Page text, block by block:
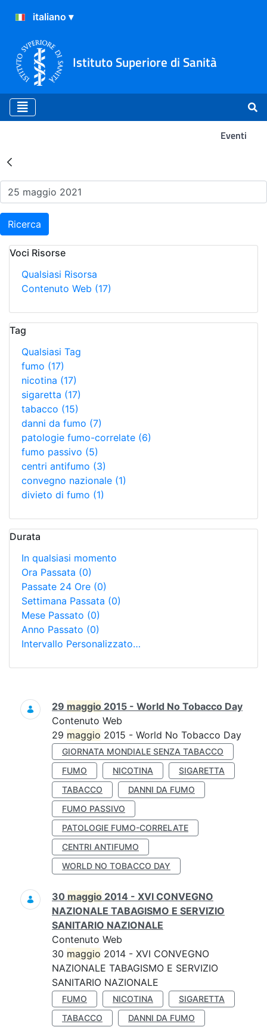
Istituto Superiore di Sanità
Eventi
Risultati della Ricerca -
Ricerca
Voci Risorse
Qualsiasi Risorsa
Contenuto Web (17)
Tag
Qualsiasi Tag
fumo (17)
nicotina (17)
sigaretta (17)
tabacco (15)
danni da fumo (7)
patologie fumo-correlate (6)
fumo passivo (5)
centri antifumo (3)
convegno nazionale (1)
divieto di fumo (1)
Durata
In qualsiasi momento
Ora Passata (0)
Passate 24 Ore (0)
Settimana Passata (0)
Mese Passato (0)
Anno Passato (0)
Intervallo Personalizzato…
Ricerca
29 maggio 2015 - World No Tobacco Day
Contenuto Web
29 maggio 2015 - World No Tobacco Day
GIORNATA MONDIALE SENZA TABACCO
FUMO
NICOTINA
SIGARETTA
TABACCO
DANNI DA FUMO
FUMO PASSIVO
PATOLOGIE FUMO-CORRELATE
CENTRI ANTIFUMO
WORLD NO TOBACCO DAY
30 maggio 2014 - XVI CONVEGNO
NAZIONALE TABAGISMO E SERVIZIO
SANITARIO NAZIONALE
Contenuto Web
30 maggio 2014 - XVI CONVEGNO
NAZIONALE TABAGISMO E SERVIZIO
SANITARIO NAZIONALE
FUMO NICOTINA
SIGARETTA
TABACCO
DANNI DA FUMO